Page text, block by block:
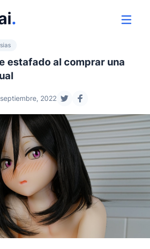
ver
estafado al comprar una
2022
compartir en twitter
compartir en